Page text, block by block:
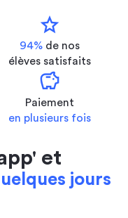
star
94% de nos
élèves satisfaits
savings
Paiement
en plusieurs fois
et
jours